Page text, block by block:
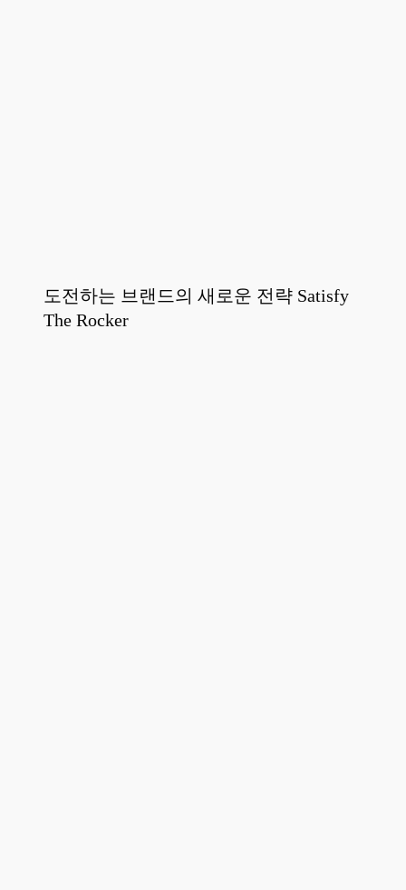
도전하는 브랜드의 새로운 전략 Satisfy
The Rocker